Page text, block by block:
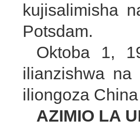
kujisalimisha
Potsdam.
Oktoba 1,
ilianzishwa
iliongoza
AZIMIO LA